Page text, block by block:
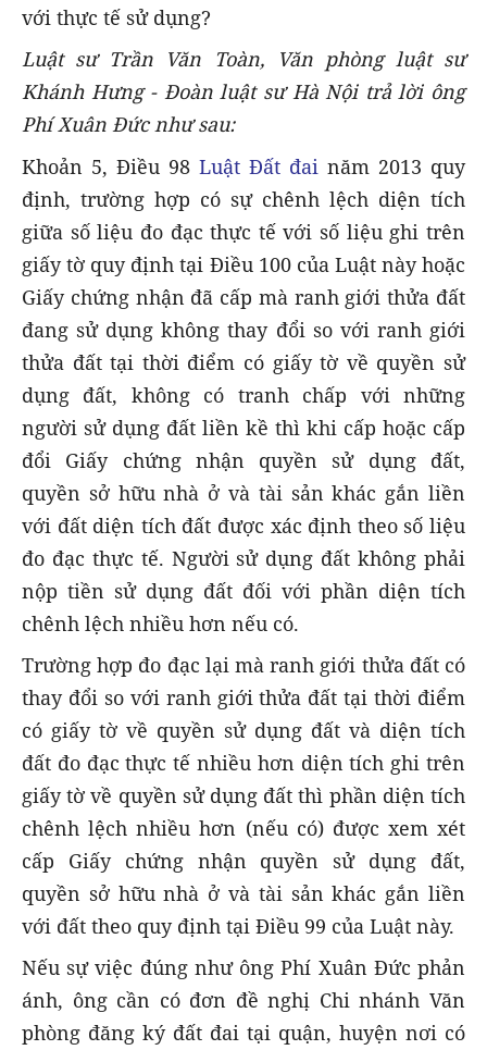
với thực tế sử dụng?
Luật sư Trần Văn Toàn, Văn phòng luật sư
Khánh Hưng - Đoàn luật sư Hà Nội trả lời ông
Phí Xuân Đức như sau:
Khoản 5, Điều 98 Luật Đất đai năm 2013 quy
định, trường hợp có sự chênh lệch diện tích
giữa số liệu đo đạc thực tế với số liệu ghi trên
giấy tờ quy định tại Điều 100 của Luật này hoặc
Giấy chứng nhận đã cấp mà ranh giới thửa đất
đang sử dụng không thay đổi so với ranh giới
thửa đất tại thời điểm có giấy tờ về quyền sử
dụng đất, không có tranh chấp với những
người sử dụng đất liền kề thì khi cấp hoặc cấp
đổi Giấy chứng nhận quyền sử dụng đất,
quyền sở hữu nhà ở và tài sản khác gắn liền
với đất diện tích đất được xác định theo số liệu
đo đạc thực tế. Người sử dụng đất không phải
nộp tiền sử dụng đất đối với phần diện tích
chênh lệch nhiều hơn nếu có.
Trường hợp đo đạc lại mà ranh giới thửa đất có
thay đổi so với ranh giới thửa đất tại thời điểm
có giấy tờ về quyền sử dụng đất và diện tích
đất đo đạc thực tế nhiều hơn diện tích ghi trên
giấy tờ về quyền sử dụng đất thì phần diện tích
chênh lệch nhiều hơn (nếu có) được xem xét
cấp Giấy chứng nhận quyền sử dụng đất,
quyền sở hữu nhà ở và tài sản khác gắn liền
với đất theo quy định tại Điều 99 của Luật này.
Nếu sự việc đúng như ông Phí Xuân Đức phản
ánh, ông cần có đơn đề nghị Chi nhánh Văn
phòng đăng ký đất đai tại quận, huyện nơi có